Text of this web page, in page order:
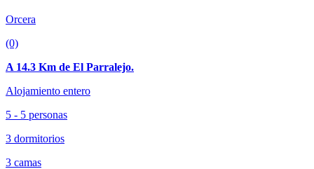
Orcera
(0)
A 14.3 Km de El Parralejo.
Alojamiento entero
5 - 5 personas
3 dormitorios
3 camas